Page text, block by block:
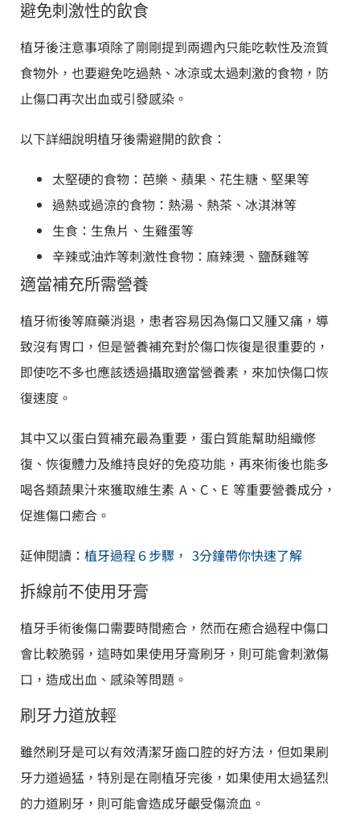
避免刺激性的飲食
植牙後注意事項除了剛剛提到兩週內只能吃軟性及流質
食物外，也要避免吃過熱、冰涼或太過刺激的食物，防
止傷口再次出血或引發感染。
以下詳細說明植牙後需避開的飲食：
太堅硬的食物：芭樂、蘋果、花生糖、堅果等
過熱或過涼的食物：熱湯、熱茶、冰淇淋等
生食：生魚片、生雞蛋等
辛辣或油炸等刺激性食物：麻辣燙、鹽酥雞等
適當補充所需營養
植牙術後等麻藥消退，患者容易因為傷口又腫又痛，導
致沒有胃口，但是營養補充對於傷口恢復是很重要的，
即使吃不多也應該透過攝取適當營養素，來加快傷口恢
復速度。
其中又以蛋白質補充最為重要，蛋白質能幫助組織修
復、恢復體力及維持良好的免疫功能，再來術後也能多
喝各類蔬果汁來獲取維生素 A、C、E 等重要營養成分，
促進傷口癒合。
延伸閱讀： 植牙過程６步驟， 3分鐘帶你快速了解
拆線前不使用牙膏
植牙手術後傷口需要時間癒合，然而在癒合過程中傷口
會比較脆弱，這時如果使用牙膏刷牙，則可能會刺激傷
口，造成出血、感染等問題。
刷牙力道放輕
雖然刷牙是可以有效清潔牙齒口腔的好方法，但如果刷
牙力道過猛，特別是在剛植牙完後，如果使用太過猛烈
的力道刷牙，則可能會造成牙齦受傷流血。